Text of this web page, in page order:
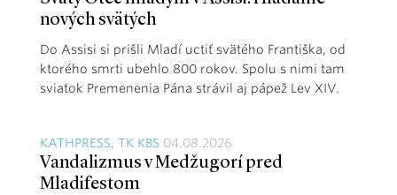
nových svätých
Do Assisi si prišli Mladí uctiť svätého Františka, od
ktorého smrti ubehlo 800 rokov. Spolu s nimi tam
sviatok Premenenia Pána strávil aj pápež Lev XIV.
KATHPRESS, TK KBS 04.08.2026
Vandalizmus v Medžugorí pred
Mladifestom